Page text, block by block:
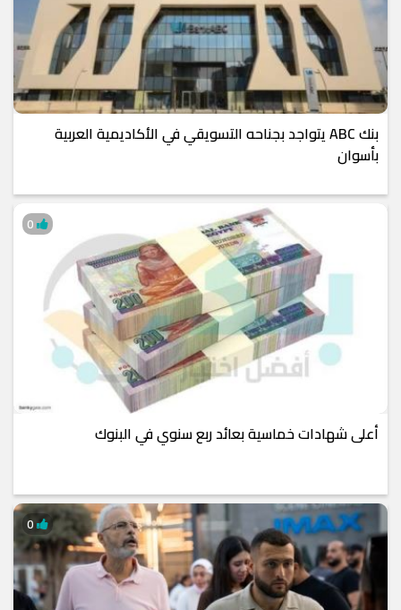
بنك ABC يتواجد بجناحه التسويقي في الأكاديمية العربية
بأسوان
أعلى شهادات خماسية بعائد ربع سنوي في البنوك